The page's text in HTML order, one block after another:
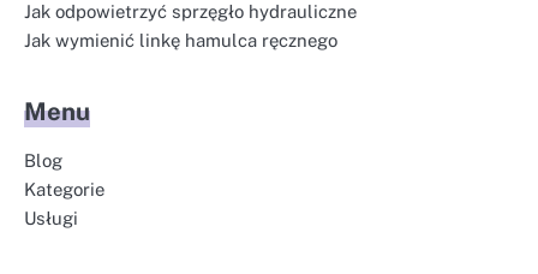
Jak odpowietrzyć sprzęgło hydrauliczne
Jak wymienić linkę hamulca ręcznego
Menu
Blog
Kategorie
Usługi